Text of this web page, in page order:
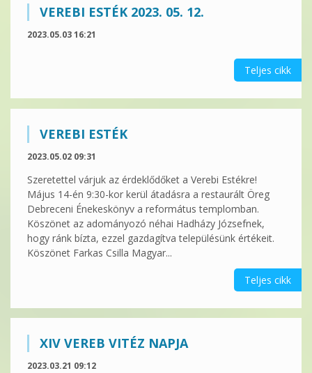
VEREBI ESTÉK 2023. 05. 12.
2023.05.03 16:21
Teljes cikk
VEREBI ESTÉK
2023.05.02 09:31
Szeretettel várjuk az érdeklődőket a Verebi Estékre!
Május 14-én 9:30-kor kerül átadásra a restaurált Öreg
Debreceni Énekeskönyv a református templomban.
Köszönet az adományozó néhai Hadházy Józsefnek,
hogy ránk bízta, ezzel gazdagítva településünk értékeit.
Köszönet Farkas Csilla Magyar...
Teljes cikk
XIV VEREB VITÉZ NAPJA
2023.03.21 09:12